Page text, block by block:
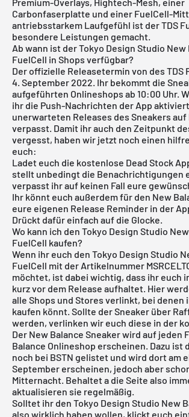
Carbonfaserplatte und einer FuelCell-
antriebsstarkem Laufgefühl ist der TDS
besondere Leistungen gemacht.
Ab wann ist der Tokyo Design Studio New
FuelCell in Shops verfügbar?
Der offizielle Releasetermin von des TDS
4. September 2022. Ihr bekommt die
aufgeführten Onlineshops ab 10:00 Uhr.
ihr die Push-Nachrichten der App
unerwarteten Releases des Sneakers auf
verpasst. Damit ihr auch den Zeitpunkt
vergesst, haben wir jetzt noch einen
euch:
Ladet euch die kostenlose Dead Stock
stellt unbedingt die Benachrichtigungen
verpasst ihr auf keinen Fall eure
Ihr könnt euch außerdem für den New
eure eigenen Release Reminder in der
Drückt dafür einfach auf die Glocke.
Wo kann ich den Tokyo Design Studio
FuelCell kaufen?
Wenn ihr euch den Tokyo Design Studio
FuelCell mit der Artikelnummer
möchtet, ist dabei wichtig, dass ihr euch
kurz vor dem Release aufhaltet. Hier
alle Shops und Stores verlinkt, bei denen
kaufen könnt. Sollte der Sneaker über
werden, verlinken wir euch diese in der
Der New Balance Sneaker wird auf jeden
Balance Onlineshop erscheinen. Dazu ist
noch bei BSTN gelistet und wird dort am
September erscheinen, jedoch aber
Mitternacht. Behaltet a die Seite also
aktualisieren sie regelmäßig.
Solltet ihr den Tokyo Design Studio New
also wirklich haben wollen, klickt euch